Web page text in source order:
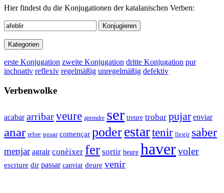
Hier findest du die Konjugationen der katalanischen Verben:
Konjugieren
Kategorien
erste Konjugation zweite Konjugation dritte Konjugation pur
inchoativ reflexiv regelmäßig unregelmäßig defektiv
Verbenwolke
acabar arribarveure aprendre ser treure trobar pujar enviar
anar rebre posar començar poderestartenir llegir saber
menjar agrair conèixer fer sortir beure havervoler
escriure dir passar canviar deure venir